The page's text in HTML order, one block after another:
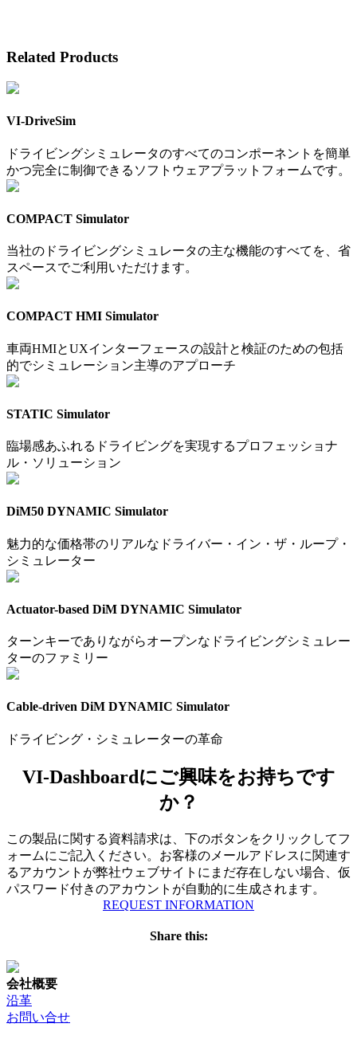
Related Products
VI-DriveSim
ドライビングシミュレータのすべてのコンポーネントを簡単
かつ完全に制御できるソフトウェアプラットフォームです。
COMPACT Simulator
当社のドライビングシミュレータの主な機能のすべてを、省
スペースでご利用いただけます。
COMPACT HMI Simulator
車両HMIとUXインターフェースの設計と検証のための包括
的でシミュレーション主導のアプローチ
STATIC Simulator
臨場感あふれるドライビングを実現するプロフェッショナ
ル・ソリューション
DiM50 DYNAMIC Simulator
魅力的な価格帯のリアルなドライバー・イン・ザ・ループ・
シミュレーター
Actuator-based DiM DYNAMIC Simulator
ターンキーでありながらオープンなドライビングシミュレー
ターのファミリー
Cable-driven DiM DYNAMIC Simulator
ドライビング・シミュレーターの革命
VI-Dashboardにご興味をお持ちです
か？
この製品に関する資料請求は、下のボタンをクリックしてフ
ォームにご記入ください。お客様のメールアドレスに関連す
るアカウントが弊社ウェブサイトにまだ存在しない場合、仮
パスワード付きのアカウントが自動的に生成されます。
REQUEST INFORMATION
Share this:
会社概要
沿革
お問い合せ